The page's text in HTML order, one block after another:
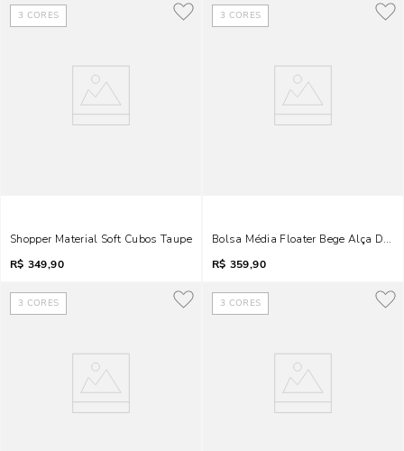
3 CORES
Shopper Material Soft Cubos Taupe
R$ 349,90
3 CORES
Bolsa Média Floater Bege Alça
R$ 359,90
3 CORES 3 CORES